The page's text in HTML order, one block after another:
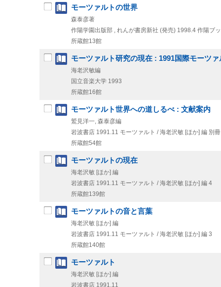
モーツァルトの世界
森泰彦著
作陽学園出版部 , れんが書房新社 (発売) 1998.4 作陽ブ
所蔵館13館
モーツァルト研究の現在 : 1991国際モーツ
海老沢敏編
国立音楽大学 1993
所蔵館16館
モーツァルト世界への道しるべ : 文献案内
鷲見洋一, 森泰彦編
岩波書店 1991.11 モーツァルト / 海老沢敏 [ほか] 編 別冊
所蔵館54館
モーツァルトの現在
海老沢敏 [ほか] 編
岩波書店 1991.11 モーツァルト / 海老沢敏 [ほか] 編 4
所蔵館139館
モーツァルトの音と言葉
海老沢敏 [ほか] 編
岩波書店 1991.11 モーツァルト / 海老沢敏 [ほか] 編 3
所蔵館140館
モーツァルト
海老沢敏 [ほか] 編
岩波書店 1991.11